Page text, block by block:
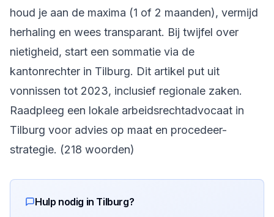
houd je aan de maxima (1 of 2 maanden), vermijd
herhaling en wees transparant. Bij twijfel over
nietigheid, start een sommatie via de
kantonrechter in Tilburg. Dit artikel put uit
vonnissen tot 2023, inclusief regionale zaken.
Raadpleeg een lokale arbeidsrechtadvocaat in
Tilburg voor advies op maat en procedeer-
strategie. (218 woorden)
Hulp nodig in Tilburg?